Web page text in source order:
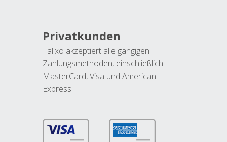
Privatkunden
Talixo akzeptiert alle gängigen
Zahlungsmethoden, einschließlich
MasterCard, Visa und American
Express.